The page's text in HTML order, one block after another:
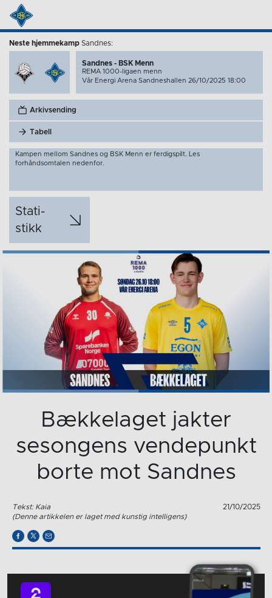
Neste hjemmekamp Sandnes:
Sandnes - BSK Menn
REMA 1000-ligaen menn
Vår Energi Arena Sandneshallen 26/10/2025 18:00
Arkivsending
Tabell
Kampen mellom Sandnes og BSK Menn er ferdigspilt. Les
forhåndsomtalen nedenfor.
Stati­
stikk
Bækkelaget jakter
sesongens vendepunkt
borte mot Sandnes
Tekst: Kaia
21/10/2025
(Denne artikkelen er laget med kunstig intelligens)